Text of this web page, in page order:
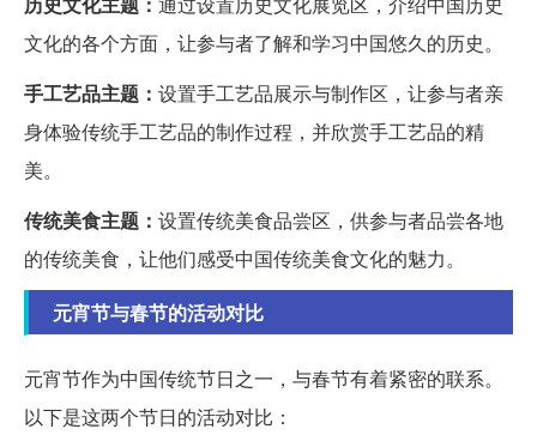
文化的各个方面，让参与者了解和学习中国悠久的历史。
手工艺品主题： 设置手工艺品展示与制作区，让参与者亲
身体验传统手工艺品的制作过程，并欣赏手工艺品的精
美。
传统美食主题： 设置传统美食品尝区，供参与者品尝各地
的传统美食，让他们感受中国传统美食文化的魅力。
元宵节与春节的活动对比
元宵节作为中国传统节日之一，与春节有着紧密的联系。
以下是这两个节日的活动对比：